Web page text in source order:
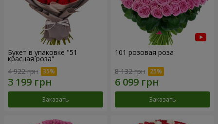
Букет в упаковке "51
красная роза"
4 922 грн
Заказать
101 розовая роза
8 132 грн
Заказать